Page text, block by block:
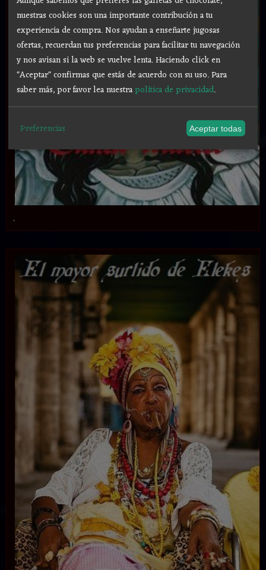
.
nuestras cookies son una importante contribución a tu
experiencia de compra. Nos ayudan a enseñarte jugosas
ofertas, recuerdan tus preferencias para facilitar tu navegación
y nos avisan si la web se vuelve lenta. Haciendo click en
"Aceptar" confirmas que estás de acuerdo con su uso.Para
saber más, por favor lea nuestrapolítica de privacidad.
Preferencias Aceptar todas